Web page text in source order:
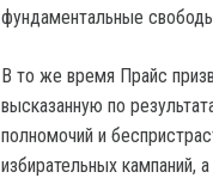
фундаментальные
В то же время Прайс
высказанную по
полномочий и
избирательных кампаний,